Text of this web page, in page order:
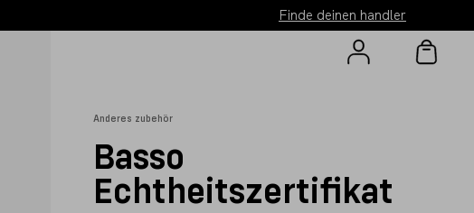
Finde deinen handler
Anderes zubehör
Basso
Echtheitszertifikat